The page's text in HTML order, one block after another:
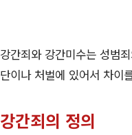
강간죄와 강간미수는 성범
단이나 처벌에 있어서 차이
강간죄의 정의